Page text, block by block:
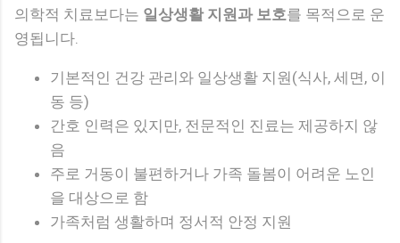
의학적 치료보다는 일상생활 지원과 보호를 목적으로 운
영됩니다.
기본적인 건강 관리와 일상생활 지원(식사, 세면, 이
동 등)
간호 인력은 있지만, 전문적인 진료는 제공하지 않
음
주로 거동이 불편하거나 가족 돌봄이 어려운 노인
을 대상으로 함
가족처럼 생활하며 정서적 안정 지원